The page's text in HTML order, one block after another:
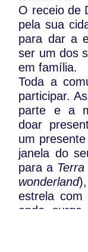
O receio de
pela sua
para dar a
ser um dos
em família.
Toda a
participar.
parte e a
doar
um
janela do
para a
wonderland
estrela com
onde surge